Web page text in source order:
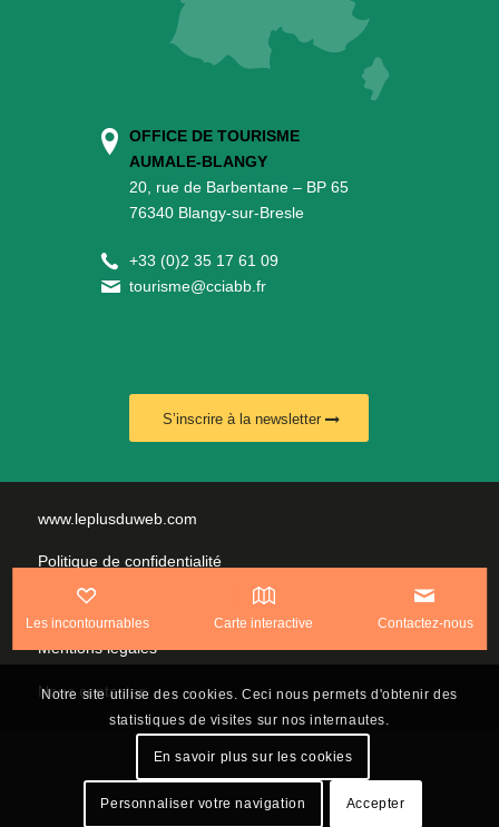
Les incontournables Carte interactive Contactez-nous
OFFICE DE TOURISME
AUMALE-BLANGY
20, rue de Barbentane – BP 65
76340 Blangy-sur-Bresle
+33 (0)2 35 17 61 09
tourisme@cciabb.fr
S’inscrire à la newsletter
www.leplusduweb.com
Politique de confidentialité
Plan du site
Mentions légales
Nous contacter
Notre site utilise des cookies. Ceci nous permets d'obtenir des
statistiques de visites sur nos internautes.
En savoir plus sur les cookies
Personnaliser votre navigation Accepter